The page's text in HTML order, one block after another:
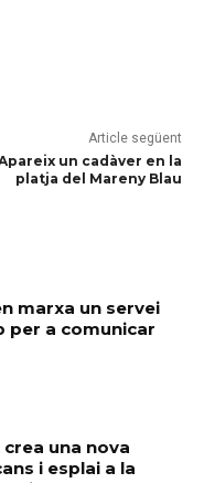
Article següent
un cadàver en la
platja del Mareny Blau
marxa un servei
per a comunicar
crea una nova
i esplai a la